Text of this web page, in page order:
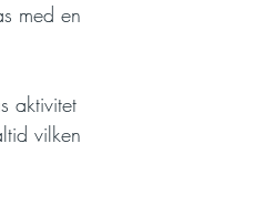
med en
aktivitet
vilken